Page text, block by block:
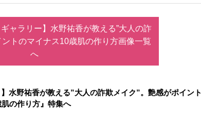
ャラリー】水野祐香が教える”大人の詐
トのマイナス10歳肌の作り方画像一覧
へ
水野祐香が教える”大人の詐欺メイク”。艶感がポイント
の作り方』特集へ